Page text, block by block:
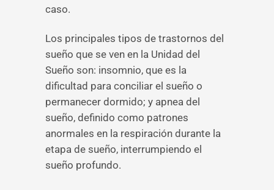
caso.
Los principales tipos de trastornos del
sueño que se ven en la Unidad del
Sueño son: insomnio, que es la
dificultad para conciliar el sueño o
permanecer dormido; y apnea del
sueño, definido como patrones
anormales en la respiración durante la
etapa de sueño, interrumpiendo el
sueño profundo.